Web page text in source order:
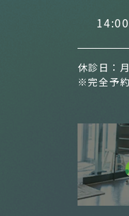
休診日：
※完全予